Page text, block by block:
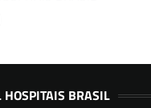
HOSPITAIS BRASIL